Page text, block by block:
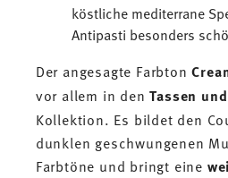
köstliche mediterrane
Antipasti besonders
Der angesagte Farbton
vor allem in denTassen
Kollektion. Es bildet den
dunklen geschwungenen
Farbtöne und bringt eine